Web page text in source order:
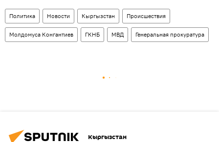
Политика Новости Кыргызстан Происшествия
Молдомуса Конгантиев ГКНБ МВД Генеральная прокуратура
Кыргызстан